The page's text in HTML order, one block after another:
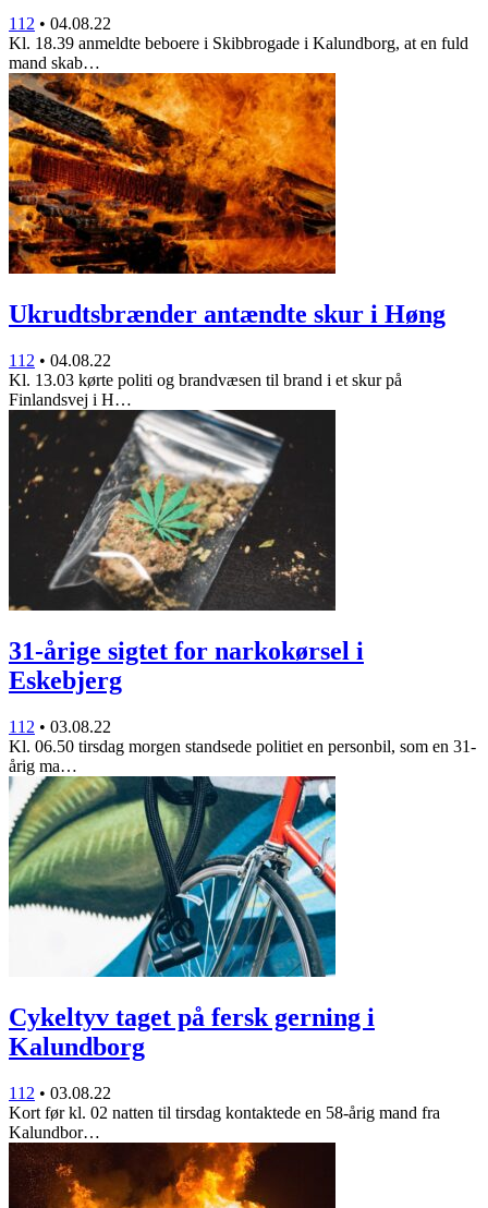
112 • 04.08.22
Kl. 18.39 anmeldte beboere i Skibbrogade i Kalundborg, at en fuld
mand skab…
Ukrudtsbrænder antændte skur i Høng
112 • 04.08.22
Kl. 13.03 kørte politi og brandvæsen til brand i et skur på
Finlandsvej i H…
31-årige sigtet for narkokørsel i
Eskebjerg
112 • 03.08.22
Kl. 06.50 tirsdag morgen standsede politiet en personbil, som en 31-
årig ma…
Cykeltyv taget på fersk gerning i
Kalundborg
112 • 03.08.22
Kort før kl. 02 natten til tirsdag kontaktede en 58-årig mand fra
Kalundbor…